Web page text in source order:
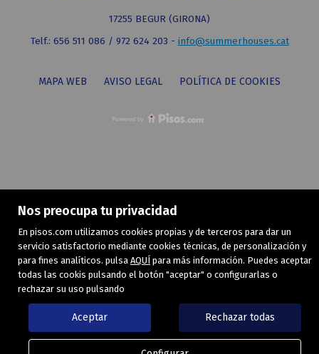
Nos preocupa tu privacidad
En pisos.com utilizamos cookies propias y de terceros para dar un
servicio satisfactorio mediante cookies técnicas, de personalización y
para fines analíticos. pulsa AQUÍ para más información. Puedes aceptar
todas las cookis pulsando el botón "aceptar" o configurarlas o
rechazar su uso pulsando
Aceptar Rechazar todas
17255 BEGUR (GIRONA)
Telf.: 656 511 086 / 972 624 203 - info@summerhouses.cat
MAPA WEB AVISO LEGAL POLÍTICA DE COOKIES